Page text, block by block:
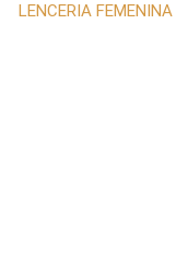
LENCERIA FEMENINA